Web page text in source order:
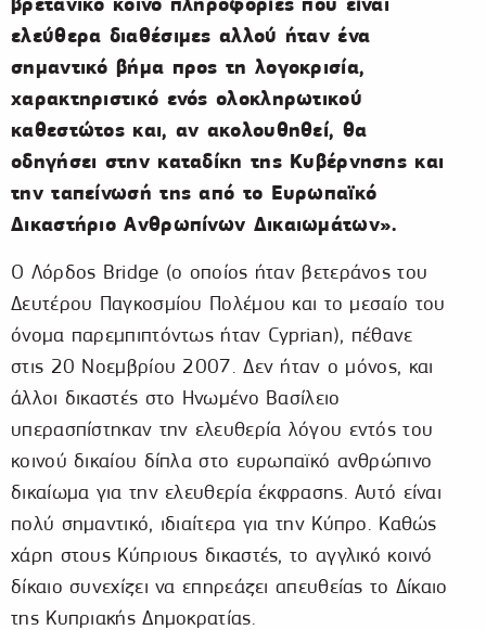
ελεύθερα διαθέσιμες αλλού ήταν ένα
σημαντικό βήμα προς τη λογοκρισία,
χαρακτηριστικό ενός ολοκληρωτικού
καθεστώτος και, αν ακολουθηθεί, θα
οδηγήσει στην καταδίκη της Κυβέρνησης και
την ταπείνωσή της από το Ευρωπαϊκό
Δικαστήριο Ανθρωπίνων Δικαιωμάτων».
Ο Λόρδος Bridge (ο οποίος ήταν βετεράνος του
Δευτέρου Παγκοσμίου Πολέμου και το μεσαίο του
όνομα παρεμπιπτόντως ήταν Cyprian), πέθανε
στις 20 Νοεμβρίου 2007. Δεν ήταν ο μόνος, και
άλλοι δικαστές στο Ηνωμένο Βασίλειο
υπερασπίστηκαν την ελευθερία λόγου εντός του
κοινού δικαίου δίπλα στο ευρωπαϊκό ανθρώπινο
δικαίωμα για την ελευθερία έκφρασης. Αυτό είναι
πολύ σημαντικό, ιδιαίτερα για την Κύπρο. Καθώς
χάρη στους Κύπριους δικαστές, το αγγλικό κοινό
δίκαιο συνεχίζει να επηρεάζει απευθείας το Δίκαιο
της Κυπριακής Δημοκρατίας.